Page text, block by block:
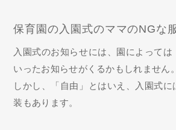
保育園の入園式のママのNGな
入園式のお知らせには、園によっては
いったお知らせがくるかもしれません。
しかし、「自由」とはいえ、入園式に
装もあります。